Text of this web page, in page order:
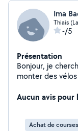
Ima
Thiais
-/5
Présentation
Bonjour, je
monter des
Aucun avis pour
Achat de courses